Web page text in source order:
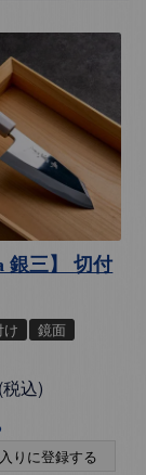
銀三】 切付
け
鏡面
税込
りに登録する